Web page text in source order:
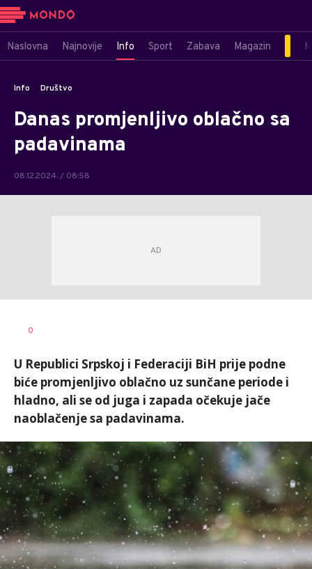
Naslovna Najnovije Info Sport Zabava Magazin
Info Društvo
Danas promjenljivo oblačno sa
padavinama
08.12.2024. / 08:58
AUTOR
0
U Republici Srpskoj i Federaciji BiH prije podne
biće promjenljivo oblačno uz sunčane periode i
hladno, ali se od juga i zapada očekuje jače
naoblačenje sa padavinama.